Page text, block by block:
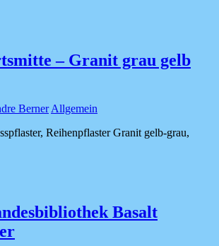
– Granit grau gelb
BernerAllgemein
Reihenpflaster Granit gelb-grau,
Basalt